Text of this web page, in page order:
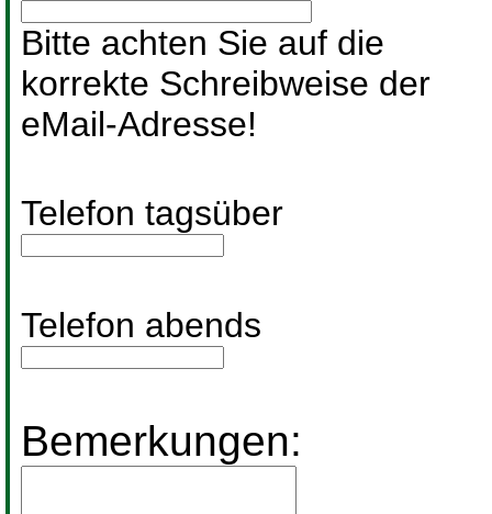
Bitte achten Sie auf die
korrekte Schreibweise der
eMail-Adresse!
Telefon tagsüber
Telefon abends
Bemerkungen: